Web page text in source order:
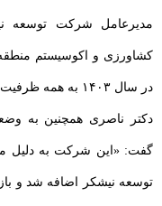
مدیرعامل شرکت توسعه
در سال ۱۴۰۳ به همه ظرفیت تولیدی شکر خواهیم رسید».
دکتر ناصری همچنین به
توسعه نیشکر اضافه شد و